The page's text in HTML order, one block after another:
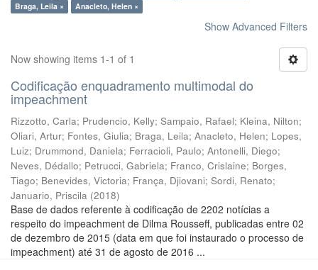
Braga, Leila ×
Anacleto, Helen ×
Show Advanced Filters
Now showing items 1-1 of 1
Codificação enquadramento multimodal do
impeachment
Rizzotto, Carla; Prudencio, Kelly; Sampaio, Rafael; Kleina, Nilton;
Oliari, Artur; Fontes, Giulia; Braga, Leila; Anacleto, Helen; Lopes,
Luiz; Drummond, Daniela; Ferracioli, Paulo; Antonelli, Diego;
Neves, Dédallo; Petrucci, Gabriela; Franco, Crislaine; Borges,
Tiago; Benevides, Victoria; França, Djiovani; Sordi, Renato;
Januario, Priscila (2018)
Base de dados referente à codificação de 2202 notícias a
respeito do impeachment de Dilma Rousseff, publicadas entre 02
de dezembro de 2015 (data em que foi instaurado o processo de
impeachment) até 31 de agosto de 2016 ...